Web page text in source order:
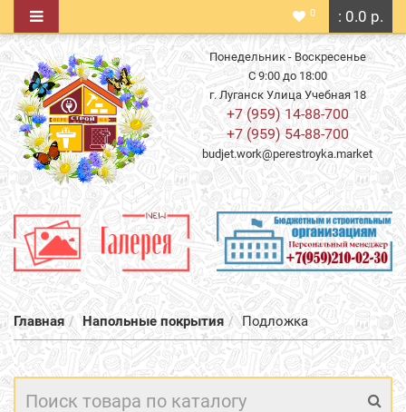
: 0.0 р.
0
Понедельник - Воскресенье
С 9:00 до 18:00
г. Луганск Улица Учебная 18
+7 (959) 14-88-700
+7 (959) 54-88-700
budjet.work@perestroyka.market
Главная Напольные покрытия Подложка